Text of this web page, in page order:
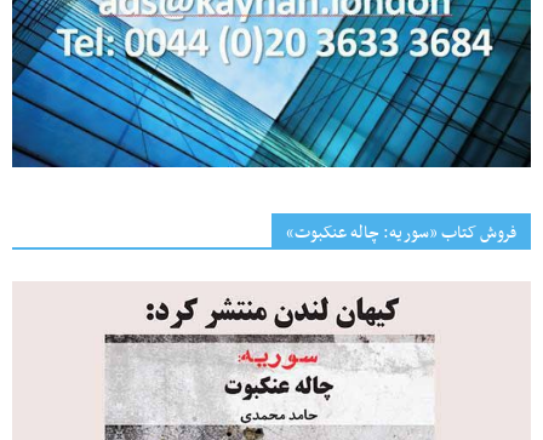
فروش کتاب «سوریه: چاله عنکبوت»